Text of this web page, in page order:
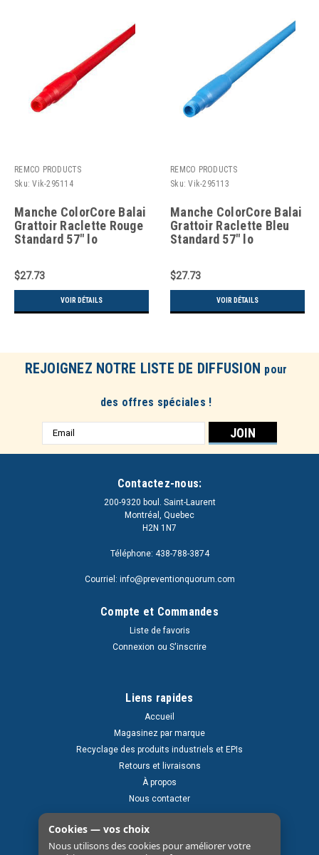
REMCO PRODUCTS
Sku: Vik-295114
Manche ColorCore Balai
Grattoir Raclette Rouge
Standard 57" lo
$27.73
VOIR DÉTAILS
REMCO PRODUCTS
Sku: Vik-295113
Manche ColorCore Balai
Grattoir Raclette Bleu
Standard 57" lo
$27.73
VOIR DÉTAILS
REJOIGNEZ NOTRE LISTE DE DIFFUSION pour
des offres spéciales !
Adresse
e-
Contactez-nous:
200-9320 boul. Saint-Laurent
Montréal, Quebec
H2N 1N7
Téléphone: 438-788-3874
Courriel: info@preventionquorum.com
Compte et Commandes
Liste de favoris
Connexion ou S'inscrire
Liens rapides
Accueil
Magasinez par marque
Recyclage des produits industriels et EPIs
Retours et livraisons
À propos
Nous contacter
Cookies — vos choix
Nous utilisons des cookies pour améliorer votre